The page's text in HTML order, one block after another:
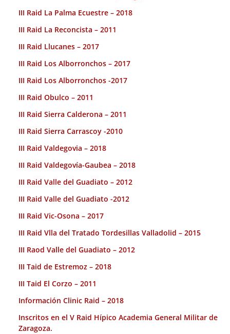
III Raid La Palma Ecuestre – 2018
III Raid La Reconcista – 2011
III Raid Llucanes – 2017
III Raid Los Alborronchos – 2017
III Raid Los Alborronchos -2017
III Raid Obulco – 2011
III Raid Sierra Calderona – 2011
III Raid Sierra Carrascoy -2010
III Raid Valdegovia – 2018
III Raid Valdegovía-Gaubea – 2018
III Raid Valle del Guadiato – 2012
III Raid Valle del Guadiato -2012
III Raid Vic-Osona – 2017
III Raid Vlla del Tratado Tordesillas Valladolid – 2015
III Raod Valle del Guadiato – 2012
III Taid de Estremoz – 2018
III Taid El Corzo – 2011
Información Clinic Raid – 2018
Inscritos en el V Raid Hípico Academia General Militar de
Zaragoza.